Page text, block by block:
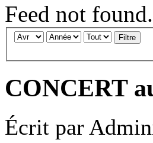
Feed not found.
Filtre
CONCERT
Écrit par